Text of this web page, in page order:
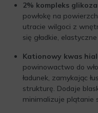
2% kompleks
powłokę na
utracie wilgoci z
się gładkie,
Kationowy kwas
powinowactwo do
ładunek, zamykając
strukturę. Dodaje
minimalizuje plątanie